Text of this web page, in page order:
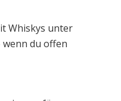
Whiskys unter
wenn du offen